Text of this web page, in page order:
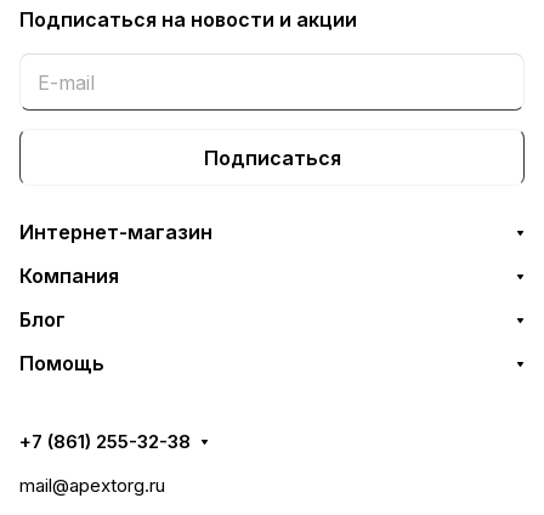
Подписаться на новости и акции
Подписаться
Интернет-магазин
Компания
Блог
Помощь
+7 (861) 255-32-38
mail@apextorg.ru